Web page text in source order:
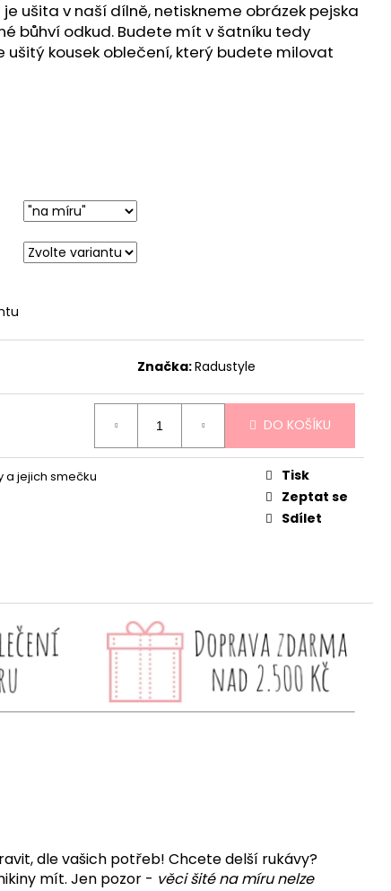
ušita v naší dílně, netiskneme obrázek pejska
bůhví odkud. Budete mít v šatníku tedy
ušitý kousek oblečení, který budete milovat
Značka:Radustyle
DO KOŠÍKU
a jejich smečku
Tisk
Zeptat se
Sdílet
dle vašich potřeb! Chcete delší rukávy?
mít. Jen pozor - věci šité na míru nelze